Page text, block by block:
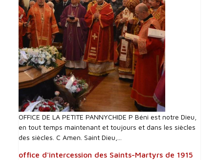
OFFICE DE LA PETITE PANNYCHIDE P Béni est notre Dieu,
en tout temps maintenant et toujours et dans les siècles
des siècles. C Amen. Saint Dieu,...
office d'intercession des Saints-Martyrs de 1915